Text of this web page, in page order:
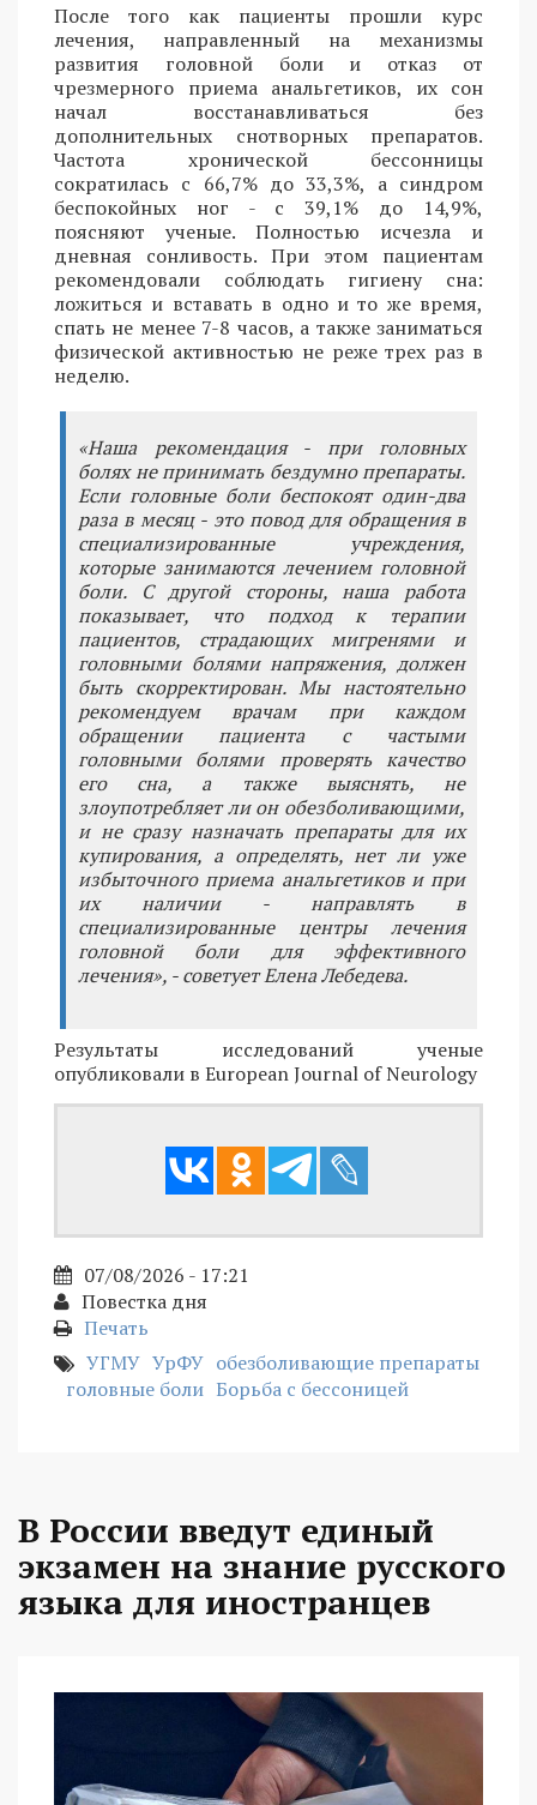
После того как пациенты прошли курс
лечения, направленный на механизмы
развития головной боли и отказ от
чрезмерного приема анальгетиков, их сон
начал восстанавливаться без
дополнительных снотворных препаратов.
Частота хронической бессонницы
сократилась с 66,7% до 33,3%, а синдром
беспокойных ног - с 39,1% до 14,9%,
поясняют ученые. Полностью исчезла и
дневная сонливость. При этом пациентам
рекомендовали соблюдать гигиену сна:
ложиться и вставать в одно и то же время,
спать не менее 7-8 часов, а также заниматься
физической активностью не реже трех раз в
неделю.
«Наша рекомендация - при головных
болях не принимать бездумно препараты.
Если головные боли беспокоят один-два
раза в месяц - это повод для обращения в
специализированные учреждения,
которые занимаются лечением головной
боли. С другой стороны, наша работа
показывает, что подход к терапии
пациентов, страдающих мигренями и
головными болями напряжения, должен
быть скорректирован. Мы настоятельно
рекомендуем врачам при каждом
обращении пациента с частыми
головными болями проверять качество
его сна, а также выяснять, не
злоупотребляет ли он обезболивающими,
и не сразу назначать препараты для их
купирования, а определять, нет ли уже
избыточного приема анальгетиков и при
их наличии - направлять в
специализированные центры лечения
головной боли для эффективного
лечения», - советует Елена Лебедева.
Результаты исследований ученые
опубликовали в European Journal of Neurology
07/08/2026 - 17:21
Повестка дня
Печать
УГМУ УрФУ обезболивающие препараты
головные боли Борьба с бессоницей
В России введут единый
экзамен на знание русского
языка для иностранцев